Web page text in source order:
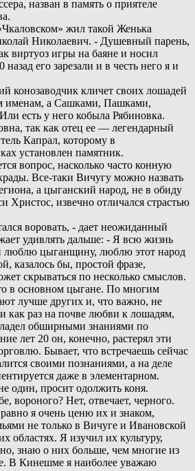
назван в память о приятеле
жил такой Женька
Николаевич. - Душевный парень,
виртуоз игры на баяне и носил
его зарезали и в честь него я и
конозаводчик кличет своих лошадей
именам, а Сашками, Пашками,
есть у него кобыла Рябиновка.
так как отец ее — легендарный
Капрал, которому в
установлен памятник.
вопрос, насколько часто конную
Все-таки Вичугу можно назвать
а цыганский народ, не в обиду
Христос, извечно отличался страстью
воровать, - дает неожиданный
удивлять дальше: - Я всю жизнь
люблю цыганщину, люблю этот народ
казалось бы, простой фразе,
скрываться по несколько смыслов.
в основном цыгане. По многим
лучше других и, что важно, не
как раз на почве любви к лошадям,
обширными знаниями по
лет 20 он, конечно, растерял эти
Бывает, что встречаешь сейчас
своими познаниями, а на деле
даже в элементарном.
один, просит одолжить коня.
вороного? Нет, отвечает, черного.
я очень ценю их и знаком,
не только в Вичуге и Ивановской
областях. Я изучил их культуру,
знаю о них больше, чем многие из
В Кинешме я наиболее уважаю